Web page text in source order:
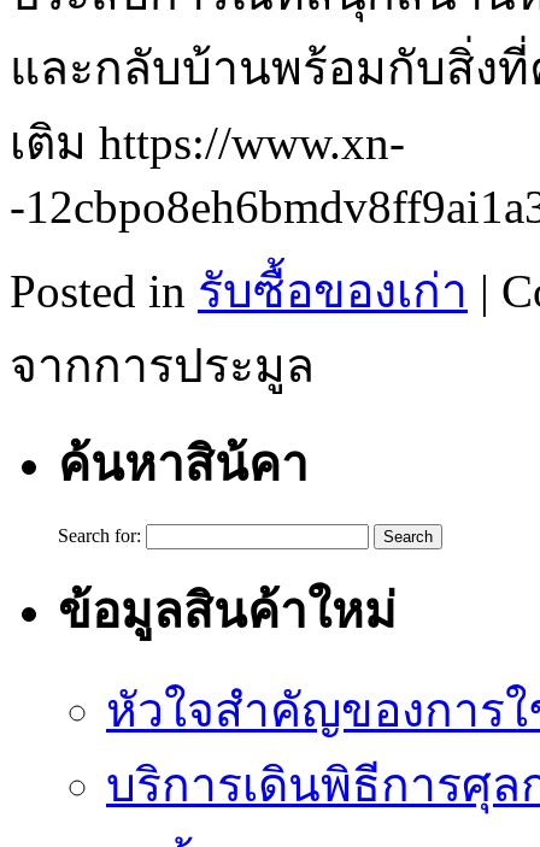
และกลับบ้านพร้อมกับสิ่ง
เติม https://www.xn-
-
Posted in รับซื้อของเก่า |
จากการประมูล
ค้นหาสิน้คา
Search for:
ข้อมูลสินค้าใหม่
หัวใจสำคัญของการ
บริการเดินพิธีการศุล